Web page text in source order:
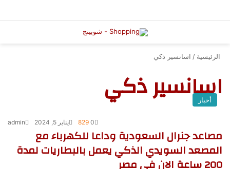
الرئيسية / اسانسير ذكي
اسانسير ذكي
أخبار
admin يناير 5, 2024 0
مصاعد جنرال السعودية وداعا للكهرباء مع
المصعد السويدي الذكي يعمل بالبطاريات لمدة
200 ساعة الان في مصر